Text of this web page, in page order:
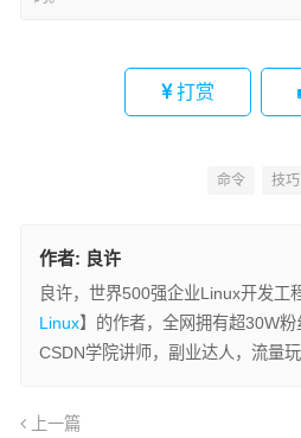
打赏
命令 技巧
作者: 良许
良许，世界500强企业Linux开发工
Linux】的作者，全网拥有超30W粉
CSDN学院讲师，副业达人，流量玩
上一篇